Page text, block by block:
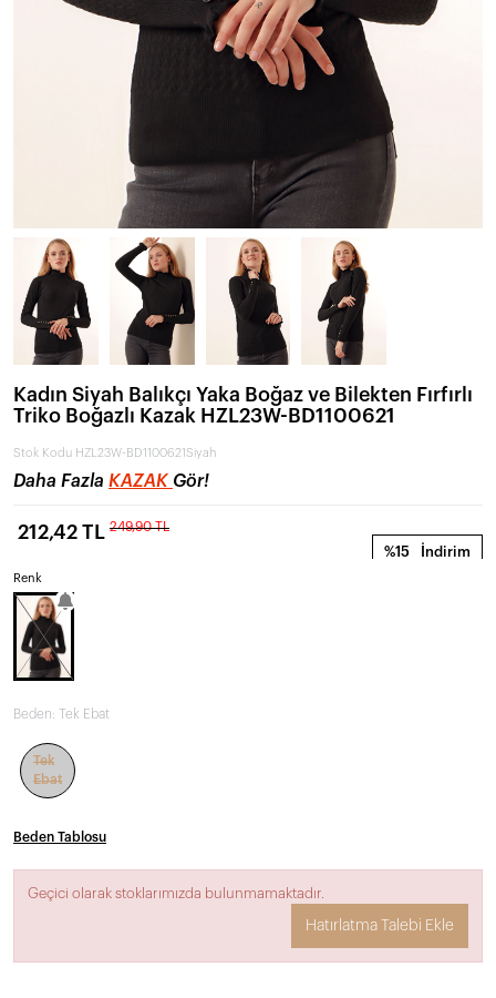
Kadın Siyah Balıkçı Yaka Boğaz ve Bilekten Fırfırlı
Triko Boğazlı Kazak HZL23W-BD1100621
Stok Kodu HZL23W-BD1100621Siyah
Daha Fazla KAZAK Gör!
%15 İndirim
212,42 TL 249,90 TL
Renk
Beden: Tek Ebat
Tek
Ebat
Beden Tablosu
Geçici olarak stoklarımızda bulunmamaktadır.
Hatırlatma Talebi Ekle